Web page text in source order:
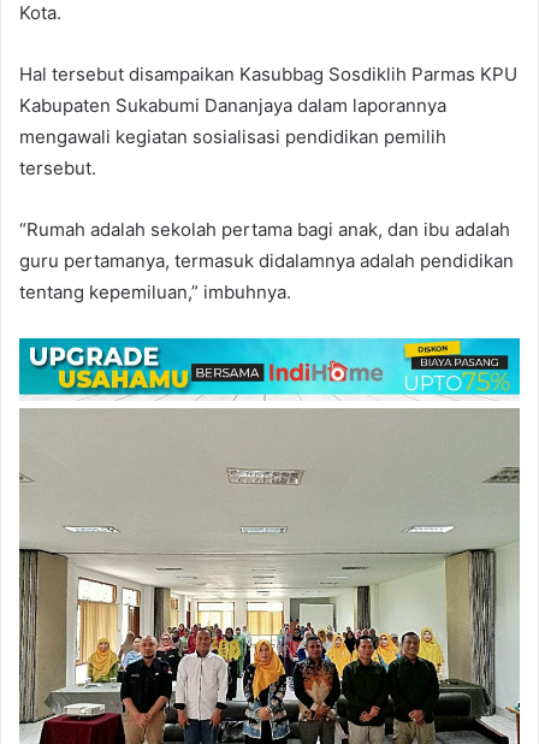
Kota.
Hal tersebut disampaikan Kasubbag Sosdiklih Parmas KPU
Kabupaten Sukabumi Dananjaya dalam laporannya
mengawali kegiatan sosialisasi pendidikan pemilih
tersebut.
“Rumah adalah sekolah pertama bagi anak, dan ibu adalah
guru pertamanya, termasuk didalamnya adalah pendidikan
tentang kepemiluan,” imbuhnya.